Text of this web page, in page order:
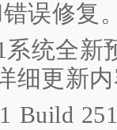
误修复
Build